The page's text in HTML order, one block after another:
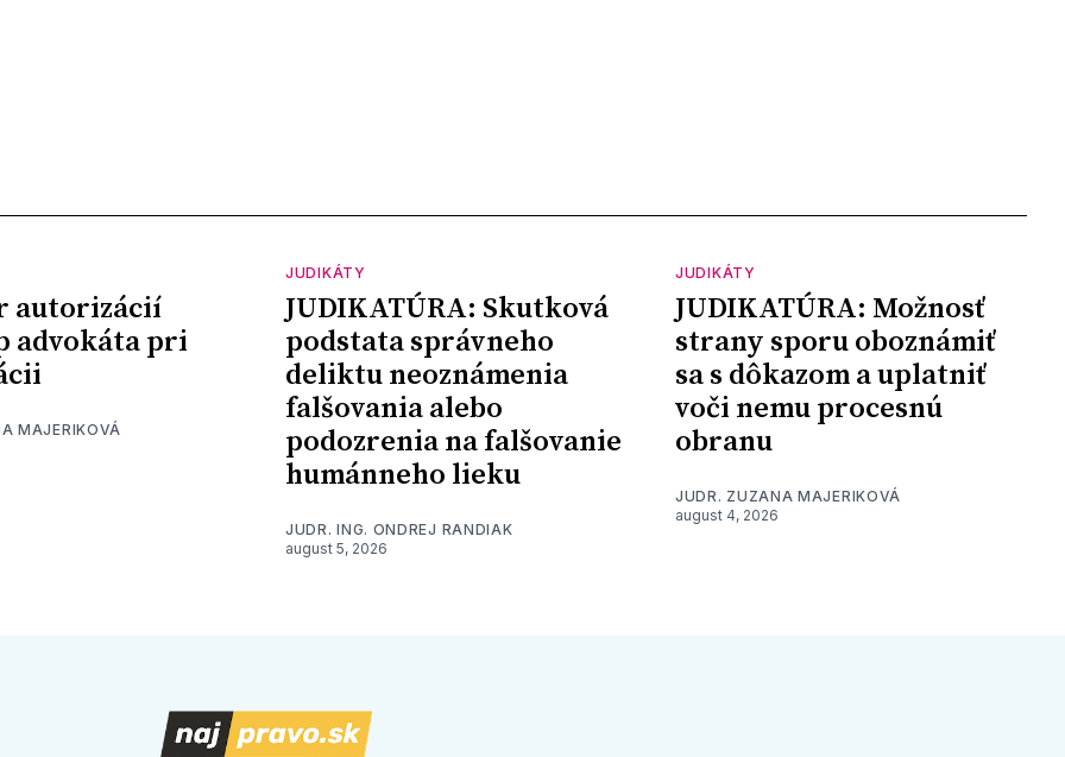
autorizácií
advokáta pri
MAJERIKOVÁ
JUDIKÁTY
JUDIKATÚRA: Skutková
podstata správneho
deliktu neoznámenia
falšovania alebo
podozrenia na falšovanie
humánneho lieku
JUDR. ING. ONDREJ RANDIAK
august 5, 2026
JUDIKÁTY
JUDIKATÚRA: Možnosť
strany sporu oboznámiť
sa s dôkazom a uplatniť
voči nemu procesnú
obranu
JUDR. ZUZANA MAJERIKOVÁ
august 4, 2026